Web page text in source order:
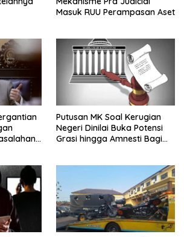
Masuk RUU Perampasan Aset
Putusan MK Soal Kerugian
Negeri Dinilai Buka Potensi
Grasi hingga Amnesti Bagi